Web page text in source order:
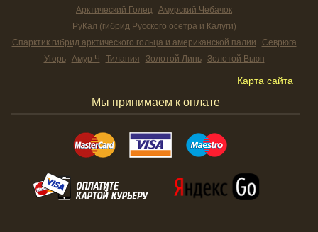
Арктический Голец Амурский Чебачок
РуКал (гибрид Русского осетра и Калуги)
Спарктик гибрид арктического гольца и американской палии Севрюга
Угорь Амур Ч Тилапия Золотой Линь Золотой Вьюн
Карта сайта
Мы принимаем к оплате